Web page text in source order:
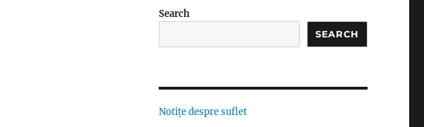
Search
SEARCH
Notițe despre suflet